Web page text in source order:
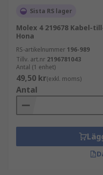
Sista RS lager
Molex 4 219678 Kabel-
Hona
RS-artikelnummer 196-989
Tillv. art.nr 2196781043
Antal (1 enhet)
49,50 kr(exkl. moms)
Antal